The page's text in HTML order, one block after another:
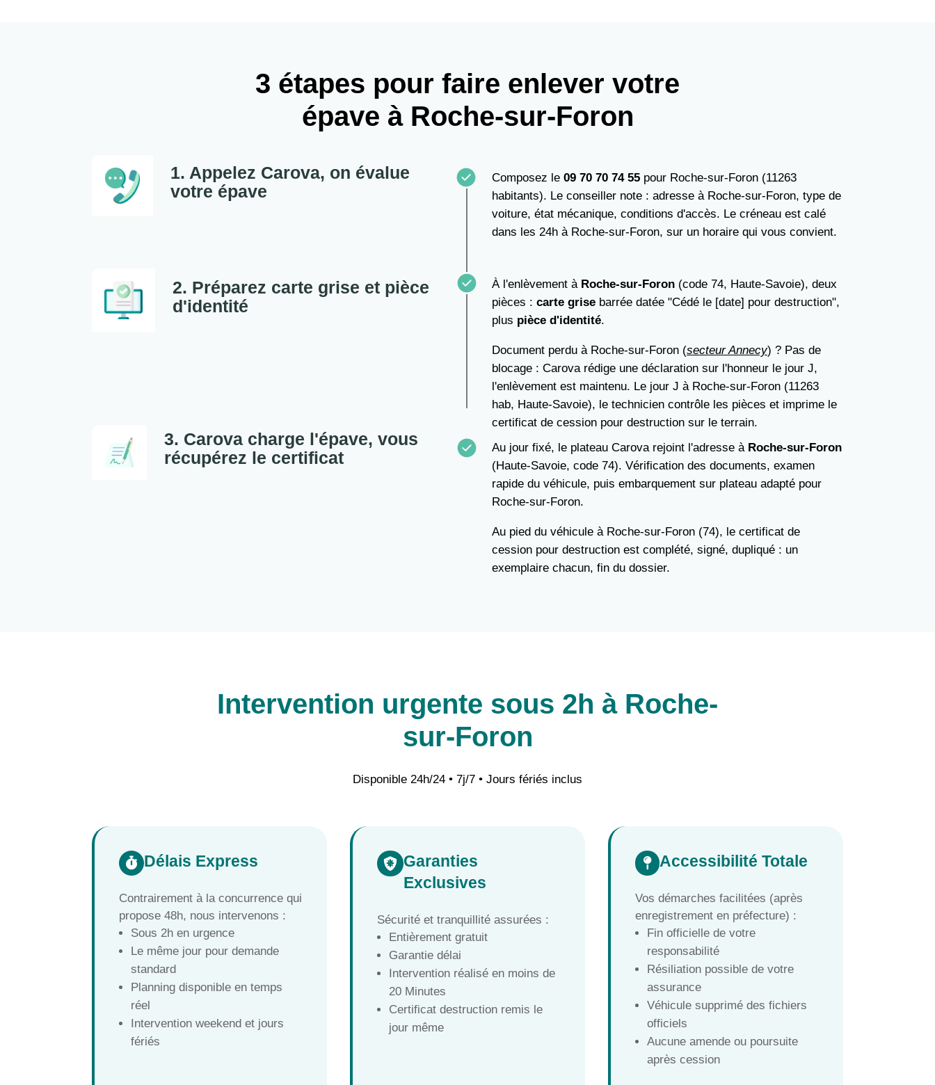
3 étapes pour faire enlever votre
épave à Roche-sur-Foron
1. Appelez Carova, on évalue
votre épave
Composez le 09 70 70 74 55 pour Roche-sur-Foron (11263
habitants). Le conseiller note : adresse à Roche-sur-Foron, type de
voiture, état mécanique, conditions d'accès. Le créneau est calé
dans les 24h à Roche-sur-Foron, sur un horaire qui vous convient.
2. Préparez carte grise et pièce
d'identité
À l'enlèvement à Roche-sur-Foron (code 74, Haute-Savoie), deux
pièces : carte grise barrée datée "Cédé le [date] pour destruction",
plus pièce d'identité.
Document perdu à Roche-sur-Foron (secteur Annecy) ? Pas de
blocage : Carova rédige une déclaration sur l'honneur le jour J,
l'enlèvement est maintenu. Le jour J à Roche-sur-Foron (11263
hab, Haute-Savoie), le technicien contrôle les pièces et imprime le
certificat de cession pour destruction sur le terrain.
3. Carova charge l'épave, vous
récupérez le certificat
Au jour fixé, le plateau Carova rejoint l'adresse à Roche-sur-Foron
(Haute-Savoie, code 74). Vérification des documents, examen
rapide du véhicule, puis embarquement sur plateau adapté pour
Roche-sur-Foron.
Au pied du véhicule à Roche-sur-Foron (74), le certificat de
cession pour destruction est complété, signé, dupliqué : un
exemplaire chacun, fin du dossier.
Intervention urgente sous 2h à Roche-
sur-Foron
Disponible 24h/24 • 7j/7 • Jours fériés inclus
 Délais Express
Contrairement à la concurrence qui
propose 48h, nous intervenons :
Sous 2h en urgence
Le même jour pour demande
standard
Planning disponible en temps
réel
Intervention weekend et jours
fériés
 Garanties
Exclusives
Sécurité et tranquillité assurées :
Entièrement gratuit
Garantie délai
Intervention réalisé en moins de
20 Minutes
Certificat destruction remis le
jour même
 Accessibilité Totale
Vos démarches facilitées (après
enregistrement en préfecture) :
Fin officielle de votre
responsabilité
Résiliation possible de votre
assurance
Véhicule supprimé des fichiers
officiels
Aucune amende ou poursuite
après cession